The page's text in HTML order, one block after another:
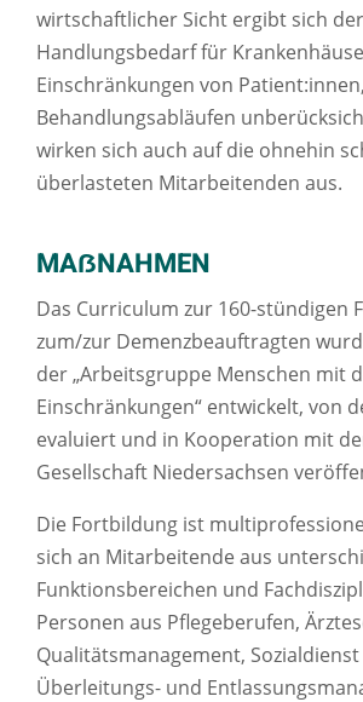
wirtschaftlicher Sicht ergibt sich der
Handlungsbedarf für
Einschränkungen von
Behandlungsabläufen
wirken sich auch auf die ohnehin
überlasteten Mitarbeitenden aus.
MAẞNAHMEN
Das Curriculum zur 160-stündigen
zum/zur Demenzbeauftragten
der „Arbeitsgruppe Menschen mit
Einschränkungen“ entwickelt, von
evaluiert und in Kooperation mit
Gesellschaft Niedersachsen
Die Fortbildung ist
sich an Mitarbeitende aus
Funktionsbereichen und
Personen aus Pflegeberufen,
Qualitätsmanagement,
Überleitungs- und